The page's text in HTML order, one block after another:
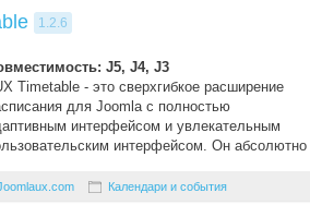
1.2.6
J5, J4, J3
Timetable - это сверхгибкое расширение
для Joomla с полностью
интерфейсом и увлекательным
интерфейсом. Он абсолютно
Календари и события